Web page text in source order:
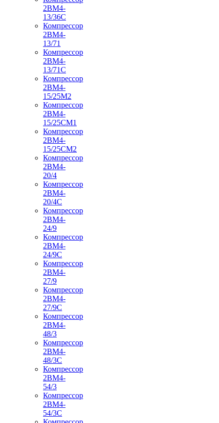
2ВМ4-
13/36С
Компрессор
2ВМ4-
13/71
Компрессор
2ВМ4-
13/71С
Компрессор
2ВМ4-
15/25М2
Компрессор
2ВМ4-
15/25СМ1
Компрессор
2ВМ4-
15/25СМ2
Компрессор
2ВМ4-
20/4
Компрессор
2ВМ4-
20/4С
Компрессор
2ВМ4-
24/9
Компрессор
2ВМ4-
24/9С
Компрессор
2ВМ4-
27/9
Компрессор
2ВМ4-
27/9С
Компрессор
2ВМ4-
48/3
Компрессор
2ВМ4-
48/3С
Компрессор
2ВМ4-
54/3
Компрессор
2ВМ4-
54/3С